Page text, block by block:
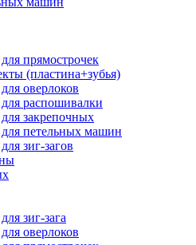
прямострочек
(пластина+зубья)
оверлоков
распошивалки
закрепочных
петельных машин
зиг-загов
зиг-зага
оверлоков